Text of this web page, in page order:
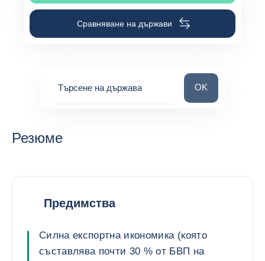
Сравняване на държави
Търсене на държава Търсене на
OK
Резюме
Предимства
Силна експортна икономика (която
съставлява почти 30 % от БВП на